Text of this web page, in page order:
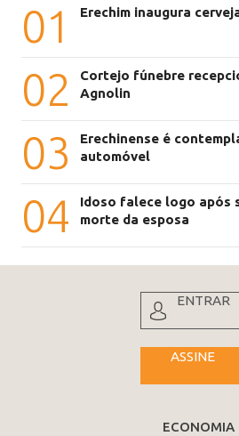
01 Erechim inaugura
02
Cortejo fúnebre
Agnolin
03
Erechinense é
automóvel
04
Idoso falece logo após
morte da esposa
ENTRAR
ASSINE
ECONOMIA